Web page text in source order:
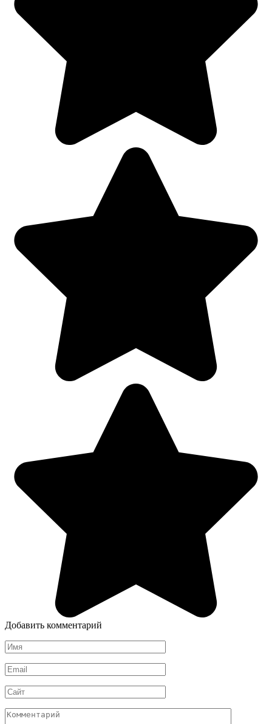
Добавить комментарий
Имя
*
Email
*
Сайт
Комментарий